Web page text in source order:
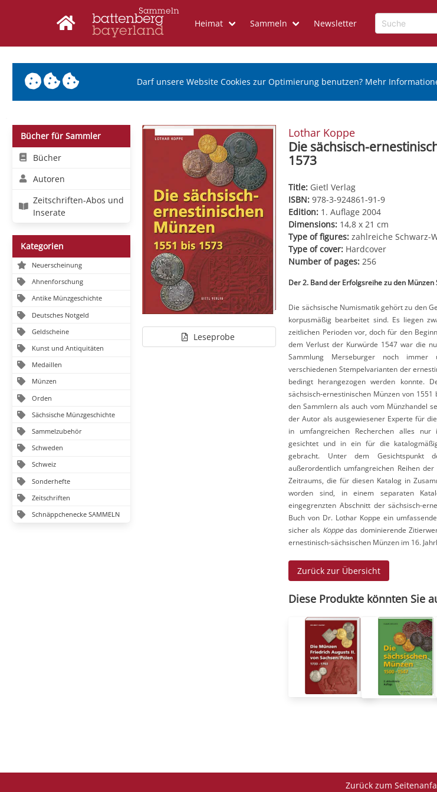
Heimat Sammeln Newsletter
Darf unsere Website Cookies zur Optimierung benutzen? Mehr
Bücher für Sammler
Bücher
Autoren
Zeitschriften-Abos und
Inserate
Kategorien
Neuerscheinung
Ahnenforschung
Antike Münzgeschichte
Deutsches Notgeld
Geldscheine
Kunst und Antiquitäten
Medaillen
Münzen
Orden
Sächsische Münzgeschichte
Sammelzubehör
Schweden
Schweiz
Sonderhefte
Zeitschriften
Schnäppchenecke SAMMELN
Leseprobe
Lothar Koppe
Die sächsisch-
1573
Title: Gietl Verlag
ISBN: 978-3-924861-91-9
Edition: 1. Auflage 2004
Dimensions: 14,8 x 21 cm
Type of figures: zahlreiche Schwarz-
Type of cover: Hardcover
Number of pages: 256
Der 2. Band der Erfolgsreihe zu den Münzen
Die sächsische Numismatik gehört zu den
korpusmäßig bearbeitet sind. Es liegen
zeitlichen Perioden vor, doch für den
dem Verlust der Kurwürde 1547 war die
Sammlung Merseburger noch
verschiedenen Stempelvarianten der
bedingt herangezogen werden konnte.
sächsisch-ernestinischen Münzen von
den Sammlern als auch vom Münzhandel
der Autor als ausgewiesener Experte für
in umfangreichen Recherchen alles nur
gesichtet und in ein für die
gebracht. Unter dem Gesichtspunkt
außerordentlich umfangreichen Reihen
Zeitraums, die für diesen Katalog in
worden sind, in einem separaten
eingegrenzten Abschnitt der sächsisch-
Buch von Dr. Lothar Koppe ein
sicher als Koppe das dominierende
ernestinisch-sächsischen Münzen im 16.
Zurück zur Übersicht
Diese Produkte könnten Sie
Zurück zum